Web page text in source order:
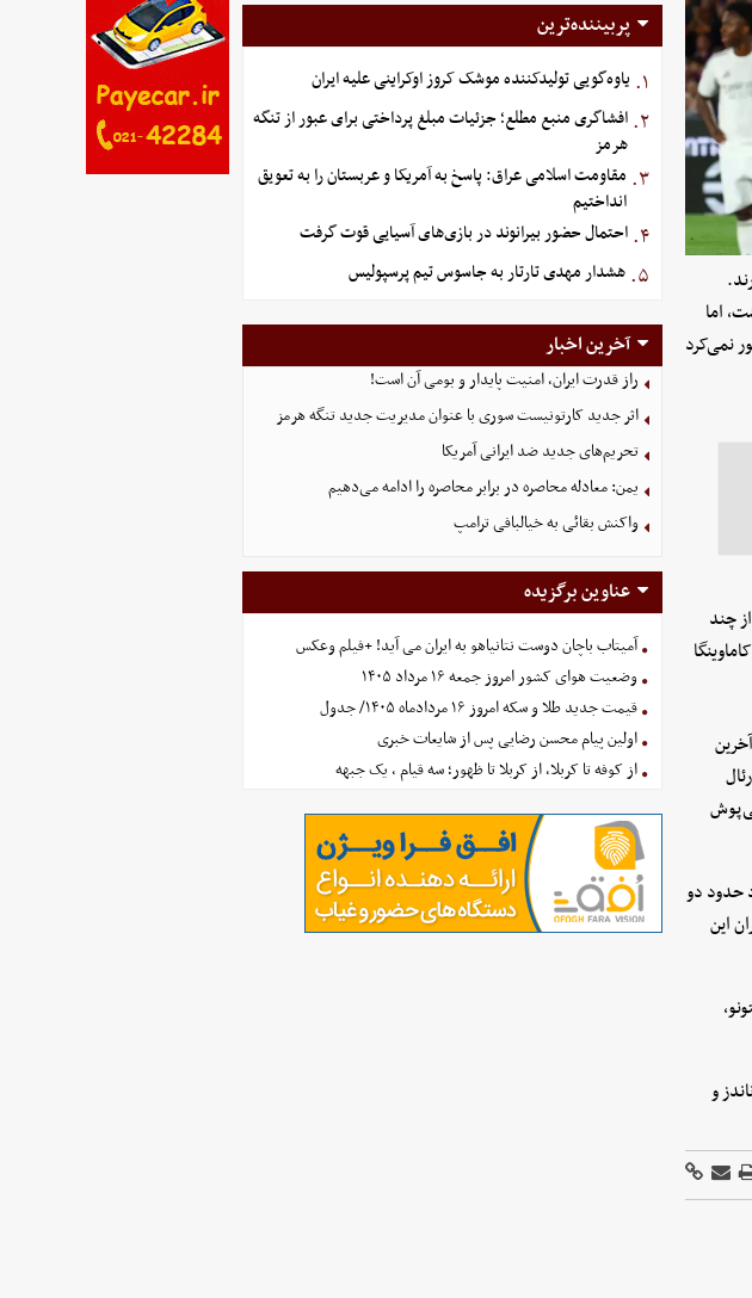
اما
نمی‌کرد
چند
و حالا امیدوار است پس از ۲۵ سال از آخرین
آبی‌پوش
حدود دو
این
و
پربیننده‌ترین
۱. یاوه‌گویی تولیدکننده موشک کروز اوکراینی علیه ایران
۲. افشاگری منبع مطلع؛ جزئیات مبلغ پرداختی برای عبور از تنگه
هرمز
۳. مقاومت اسلامی عراق: پاسخ به آمریکا و عربستان را به تعویق
انداختیم
۴. احتمال حضور بیرانوند در بازی‌های آسیایی قوت گرفت
۵. هشدار مهدی تارتار به جاسوس تیم پرسپولیس
آخرین اخبار
راز قدرت ایران، امنیت پایدار و بومی آن است!
اثر جدید کارتونیست سوری با عنوان مدیریت جدید تنگه هرمز
تحریم‌های جدید ضد ایرانی آمریکا
یمن: معادله محاصره در برابر محاصره را ادامه می‌دهیم
واکنش بقائی به خیالبافی ترامپ
عناوین برگزیده
آمیتاب باچان دوست نتانیاهو به ایران می آید! +فیلم وعکس
وضعیت هوای کشور امروز جمعه ۱۶ مرداد ۱۴۰۵
قیمت جدید طلا و سکه امروز ۱۶ مردادماه ۱۴۰۵/ جدول
اولین پیام محسن رضایی پس از شایعات خبری
از کوفه تا کربلا، از کربلا تا ظهور؛ سه قیام ، یک جبهه